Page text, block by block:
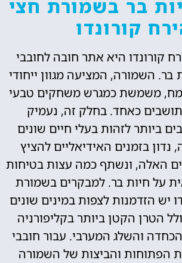
בר בשמורת חצי
קורונדו
קורונדו היא אתר חובה לחובבי
בר. השמורה, המציעה מגוון ייחודי
משמשת כמגרש משחקים טבעי
כאחד. בחלק זה, נעמיק
ביותר לזהות בעלי חיים שונים
בזמנים האידיאליים להציץ
האלה, ונשתף כמה עצות בטיחות
על חיות בר. למבקרים בשמורת
יש הזדמנות לצפות במינים שונים
הטרן הקטן ביותר בקליפורניה
והשלג המערבי. עבור חובבי
הפתוחות והביצות של השמורה